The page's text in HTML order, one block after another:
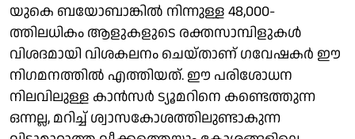
യുകെ ബയോബാങ്കിൽ നിന്നുള്ള 48,000-
ത്തിലധികം ആളുകളുടെ രക്തസാമ്പിളുകൾ
വിശദമായി വിശകലനം ചെയ്താണ് ഗവേഷകർ ഈ
നിഗമനത്തിൽ എത്തിയത്. ഈ പരിശോധന
നിലവിലുള്ള കാൻസർ ട്യൂമറിനെ കണ്ടെത്തുന്ന
ഒന്നല്ല, മറിച്ച് ശ്വാസകോശത്തിലുണ്ടാകുന്ന